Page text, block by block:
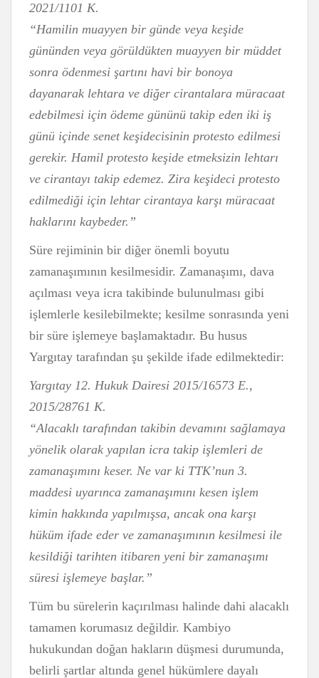
2021/1101 K.
“Hamilin muayyen bir günde veya keşide
gününden veya görüldükten muayyen bir müddet
sonra ödenmesi şartını havi bir bonoya
dayanarak lehtara ve diğer cirantalara müracaat
edebilmesi için ödeme gününü takip eden iki iş
günü içinde senet keşidecisinin protesto edilmesi
gerekir. Hamil protesto keşide etmeksizin lehtarı
ve cirantayı takip edemez. Zira keşideci protesto
edilmediği için lehtar cirantaya karşı müracaat
haklarını kaybeder.”
Süre rejiminin bir diğer önemli boyutu
zamanaşımının kesilmesidir. Zamanaşımı, dava
açılması veya icra takibinde bulunulması gibi
işlemlerle kesilebilmekte; kesilme sonrasında yeni
bir süre işlemeye başlamaktadır. Bu husus
Yargıtay tarafından şu şekilde ifade edilmektedir:
Yargıtay 12. Hukuk Dairesi 2015/16573 E.,
2015/28761 K.
“Alacaklı tarafından takibin devamını sağlamaya
yönelik olarak yapılan icra takip işlemleri de
zamanaşımını keser. Ne var ki TTK’nun 3.
maddesi uyarınca zamanaşımını kesen işlem
kimin hakkında yapılmışsa, ancak ona karşı
hüküm ifade eder ve zamanaşımının kesilmesi ile
kesildiği tarihten itibaren yeni bir zamanaşımı
süresi işlemeye başlar.”
Tüm bu sürelerin kaçırılması halinde dahi alacaklı
tamamen korumasız değildir. Kambiyo
hukukundan doğan hakların düşmesi durumunda,
belirli şartlar altında genel hükümlere dayalı